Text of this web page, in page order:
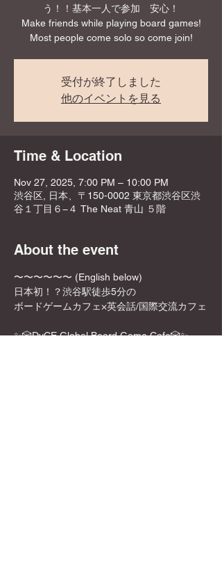
う！！基本一人で参加 安心！
Make friends while playing board games!
Most people come solo so come join!
受付が終了しました
他のイベントを見る
Time & Location
Nov 27, 2025, 7:00 PM – 10:00 PM
渋谷区, 日本、〒150-0002 東京都渋谷区渋
谷１丁目６−４ The Neat 青山 ５階
About the event
〜〜〜〜〜〜 (English below)
日本初！？渋谷駅徒歩5分の
ボードゲームカフェ×英会話/国際交流カフェ
✨🎲DyCE Global Board Game Cafe🎲✨